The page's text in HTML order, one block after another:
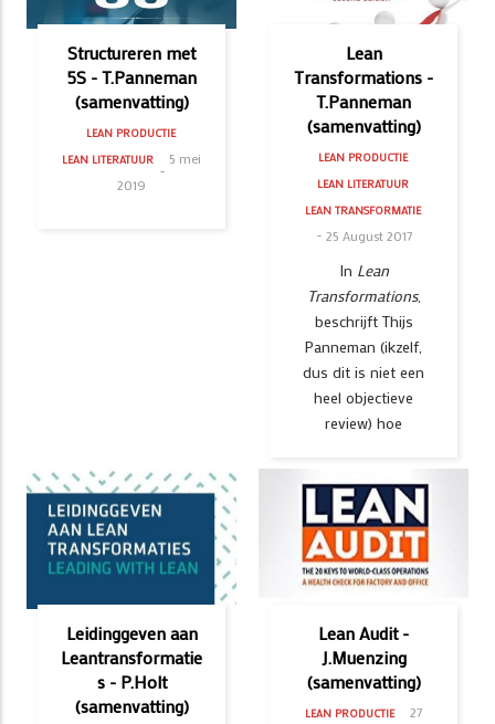
Structureren met
5S - T.Panneman
(samenvatting)
LEAN PRODUCTIE
LEAN LITERATUUR
5 mei
2019
Lean
Transformations -
T.Panneman
(samenvatting)
LEAN PRODUCTIE
LEAN LITERATUUR
LEAN TRANSFORMATIE
25 August 2017
In Lean
Transformations,
beschrijft Thijs
Panneman (ikzelf,
dus dit is niet een
heel objectieve
review) hoe
Leidinggeven aan
Leantransformatie
s - P.Holt
(samenvatting)
Lean Audit -
J.Muenzing
(samenvatting)
LEAN PRODUCTIE
27